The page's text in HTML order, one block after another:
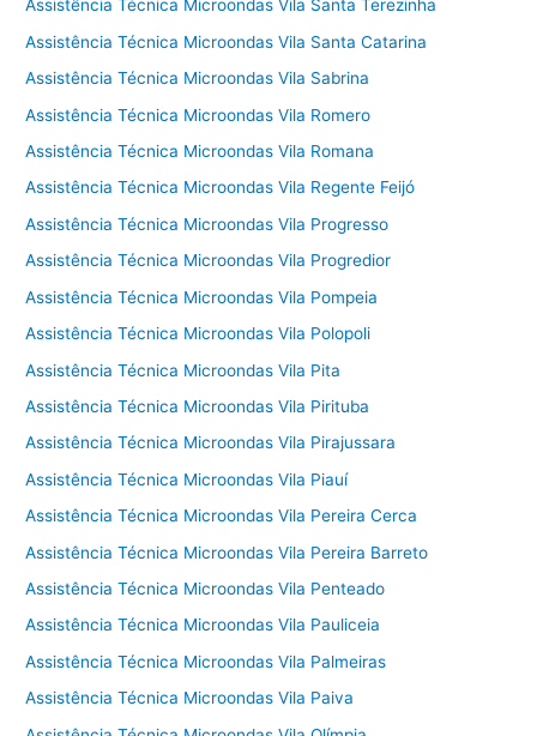
Assistência Técnica Microondas Vila Santa Terezinha
Assistência Técnica Microondas Vila Santa Catarina
Assistência Técnica Microondas Vila Sabrina
Assistência Técnica Microondas Vila Romero
Assistência Técnica Microondas Vila Romana
Assistência Técnica Microondas Vila Regente Feijó
Assistência Técnica Microondas Vila Progresso
Assistência Técnica Microondas Vila Progredior
Assistência Técnica Microondas Vila Pompeia
Assistência Técnica Microondas Vila Polopoli
Assistência Técnica Microondas Vila Pita
Assistência Técnica Microondas Vila Pirituba
Assistência Técnica Microondas Vila Pirajussara
Assistência Técnica Microondas Vila Piauí
Assistência Técnica Microondas Vila Pereira Cerca
Assistência Técnica Microondas Vila Pereira Barreto
Assistência Técnica Microondas Vila Penteado
Assistência Técnica Microondas Vila Pauliceia
Assistência Técnica Microondas Vila Palmeiras
Assistência Técnica Microondas Vila Paiva